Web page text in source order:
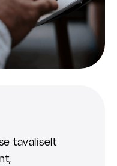
tavaliselt